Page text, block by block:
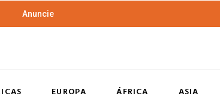
Anuncie
EUROPA ÁFRICA ASIA